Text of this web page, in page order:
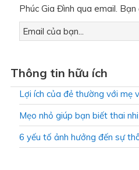
Phúc Gia Đình qua email.
Thông tin hữu ích
Lợi ích của đẻ thường với mẹ
Mẹo nhỏ giúp bạn biết thai
6 yếu tố ảnh hưởng đến sự